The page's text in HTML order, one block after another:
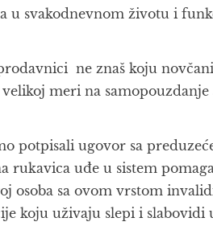
u svakodnevnom životu i
ne znaš koju
meri na samopouzdanje
potpisali ugovor sa
rukavica uđe u sistem
osoba sa ovom vrstom
koju uživaju slepi i slabovidi